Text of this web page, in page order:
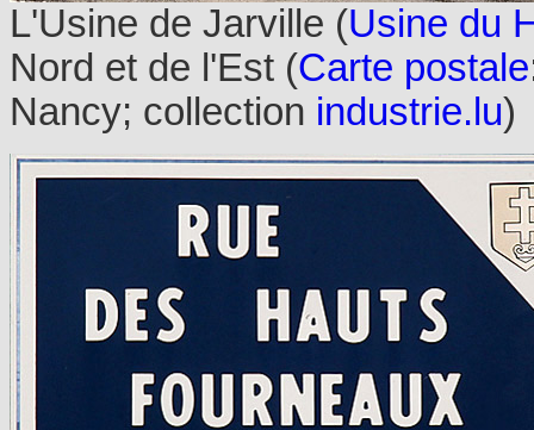
L'Usine de Jarville (Usine du
Nord et de l'Est (Carte postale
Nancy; collection industrie.lu)